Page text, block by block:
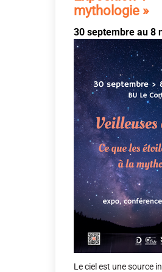
mythologie »
30 septembre au 8
Le ciel est une source